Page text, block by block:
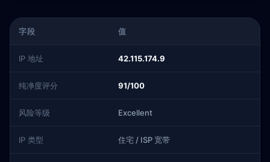
字段 值
IP 地址 42.115.174.9
纯净度评分 91/100
风险等级 Excellent
IP 类型 住宅 / ISP 宽带